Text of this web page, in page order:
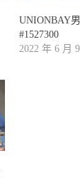
UNIONBAY
#1527300
2022 年 6 月